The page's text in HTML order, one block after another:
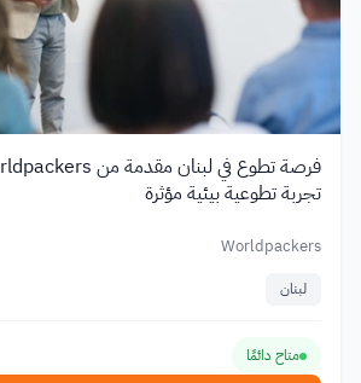
تجربة تطوعية بيئية مؤثرة
Worldpackers
لبنان
متاح دائمًا